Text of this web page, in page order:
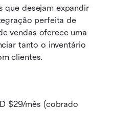
que desejam expandir
perfeita de
vendas oferece uma
tanto o inventário
clientes.
$29/mês (cobrado